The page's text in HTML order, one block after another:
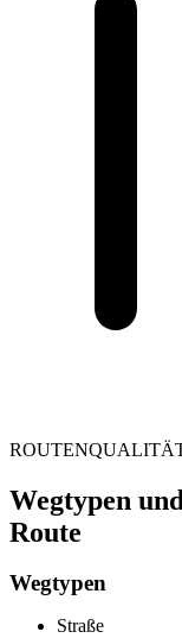
Wegtypen
Route
Wegtypen
Straße